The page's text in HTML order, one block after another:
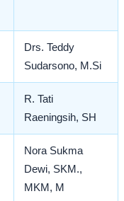
Drs. Teddy
Sudarsono, M.Si
R. Tati
Raeningsih, SH
Nora Sukma
Dewi, SKM.,
MKM, M